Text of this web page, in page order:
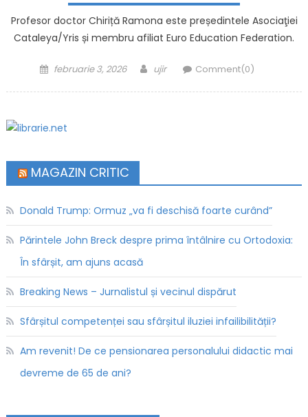
Profesor doctor Chiriță Ramona este președintele Asociaţiei
Cataleya/Yris și membru afiliat Euro Education Federation.
Posted on
februarie 3, 2026 Author
ujir Comment(0)
MAGAZIN CRITIC
Donald Trump: Ormuz „va fi deschisă foarte curând”
Părintele John Breck despre prima întâlnire cu Ortodoxia:
În sfârșit, am ajuns acasă
Breaking News – Jurnalistul și vecinul dispărut
Sfârșitul competenței sau sfârșitul iluziei infailibilității?
Am revenit! De ce pensionarea personalului didactic mai
devreme de 65 de ani?